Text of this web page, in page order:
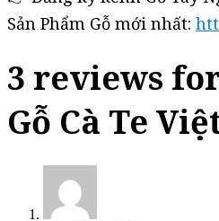
Sản Phẩm Gỗ mới nhất:
3 reviews
Gỗ Cà Te